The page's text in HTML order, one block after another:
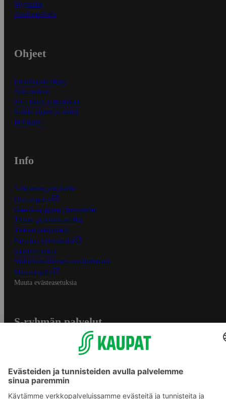
Myymälät
Asiakaspalvelu
Ohjeet
Ensitilaajan ohjeet
Näin maksat
Näin tilaat ja muokkaat
Kaikki ohjeet ja vinkit
In English
Info
S-Business yrityksille
Oiva-raportit
Osuuskauppojen yhteystiedot
Tilaus- ja toimitusehdot
Tietosuojakäytäntö
Palvelun käyttöehdot
Saavutettavuus
Mobiilisovelluksen saavutettavuus
Mainostajalle
Muuta evästeasetuksia
S-ryhmän palvelut
Yhteishyvä Ruoka -sovellus
S-ostoslista -sovellus
Prisma.fi